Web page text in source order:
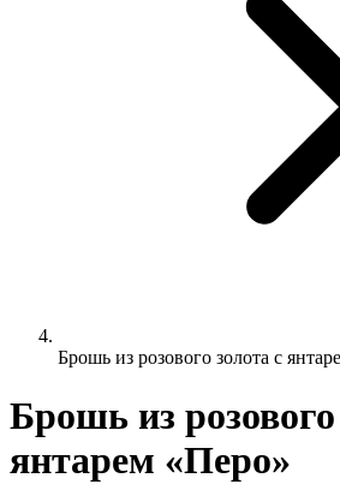
Брошь из розового золота с
Брошь из розового
янтарем «Перо»